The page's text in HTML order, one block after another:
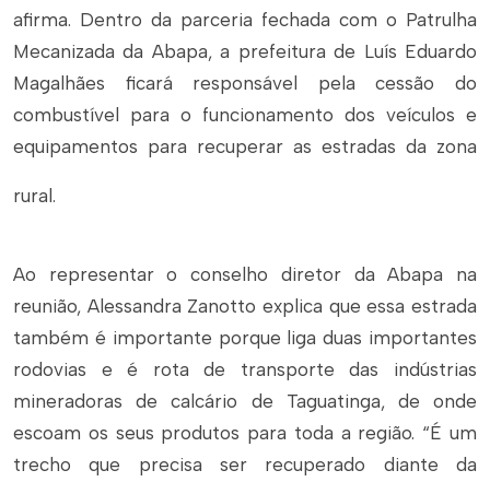
afirma. Dentro da parceria fechada com o Patrulha
Mecanizada da Abapa, a prefeitura de Luís Eduardo
Magalhães ficará responsável pela cessão do
combustível para o funcionamento dos veículos e
equipamentos para recuperar as estradas da zona
rural.
Ao representar o conselho diretor da Abapa na
reunião, Alessandra Zanotto explica que essa estrada
também é importante porque liga duas importantes
rodovias e é rota de transporte das indústrias
mineradoras de calcário de Taguatinga, de onde
escoam os seus produtos para toda a região. “É um
trecho que precisa ser recuperado diante da